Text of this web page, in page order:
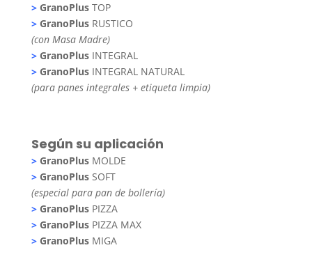
> GranoPlus TOP
> GranoPlus RUSTICO
(con Masa Madre)
>GranoPlusINTEGRAL
>GranoPlusINTEGRAL NATURAL
(para panes integrales + etiqueta limpia)
Según su aplicación
> GranoPlusMOLDE
> GranoPlus SOFT
(especial para pan de bollería)
> GranoPlusPIZZA
> GranoPlusPIZZA MAX
> GranoPlus MIGA